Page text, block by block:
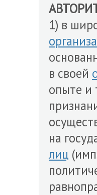
1) в
в своей
опыте и
на
лиц